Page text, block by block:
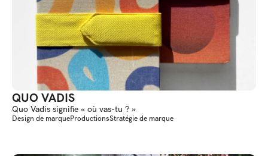
QUO VADIS
Quo Vadis signifie « où vas-tu ? »
Design de marqueProductionsStratégie de marque